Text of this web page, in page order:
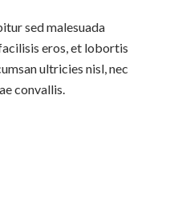
sed malesuada
eros, et lobortis
ultricies nisl, nec
convallis.